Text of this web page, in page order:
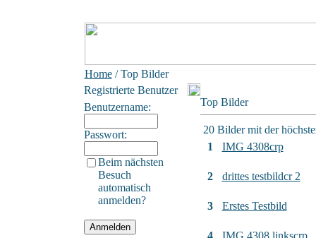
Home/ Top Bilder
Registrierte Benutzer
Benutzername:
Passwort:
Beim nächsten
Besuch
automatisch
anmelden?
Top Bilder
20 Bilder mit der
1
IMG 4308crp
2 drittes testbildcr 2
3 Erstes Testbild
4 IMG 4308 linkscrp